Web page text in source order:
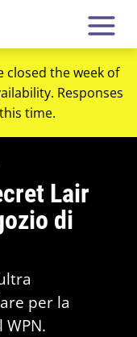
closed the week of
Responses
time.
Lair
di
per la